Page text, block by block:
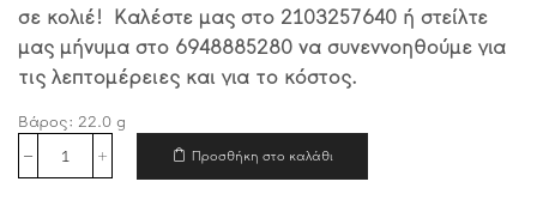
σε κολιέ! Καλέστε μας στο 2103257640 ή στείλτε
μας μήνυμα στο 6948885280 να συνεννοηθούμε για
τις λεπτομέρειες και για το κόστος.
Βάρος: 22.0 g
Προσθήκη στο καλάθι